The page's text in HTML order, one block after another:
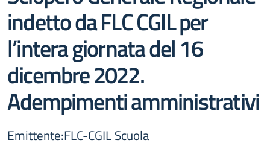
indetto da FLC CGIL per
l’intera giornata del 16
dicembre 2022.
Adempimenti amministrativi
Emittente:FLC-CGIL Scuola